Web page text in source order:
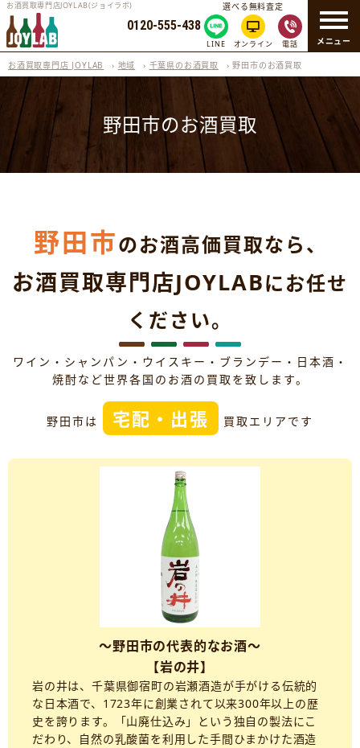
メニュー
お酒買取専門店JOYLAB(ジョイラボ)
0120-555-438
選べる無料査定
LINE オンライン 電話
お酒買取専門店 JOYLAB › 地域 › 千葉県のお酒買取 ›野田市のお酒買取
野田市のお酒買取
野田市のお酒高価買取なら、
お酒買取専門店JOYLABにお任せ
ください。
ワイン・シャンパン・ウイスキー・ブランデー・日本酒・
焼酎など世界各国のお酒の買取を致します。
野田市は 宅配・出張 買取エリアです
～野田市の代表的なお酒～
【岩の井】
岩の井は、千葉県御宿町の岩瀬酒造が手がける伝統的
な日本酒で、1723年に創業されて以来300年以上の歴
史を誇ります。「山廃仕込み」という独自の製法にこ
だわり、自然の乳酸菌を利用した手間ひまかけた酒造